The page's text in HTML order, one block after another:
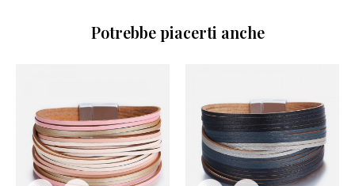
Potrebbe piacerti anche